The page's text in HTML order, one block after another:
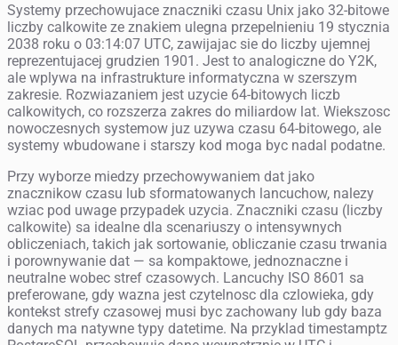
Systemy przechowujace znaczniki czasu Unix jako 32-bitowe
liczby calkowite ze znakiem ulegna przepelnieniu 19 stycznia
2038 roku o 03:14:07 UTC, zawijajac sie do liczby ujemnej
reprezentujacej grudzien 1901. Jest to analogiczne do Y2K,
ale wplywa na infrastrukture informatyczna w szerszym
zakresie. Rozwiazaniem jest uzycie 64-bitowych liczb
calkowitych, co rozszerza zakres do miliardow lat. Wiekszosc
nowoczesnych systemow juz uzywa czasu 64-bitowego, ale
systemy wbudowane i starszy kod moga byc nadal podatne.
Przy wyborze miedzy przechowywaniem dat jako
znacznikow czasu lub sformatowanych lancuchow, nalezy
wziac pod uwage przypadek uzycia. Znaczniki czasu (liczby
calkowite) sa idealne dla scenariuszy o intensywnych
obliczeniach, takich jak sortowanie, obliczanie czasu trwania
i porownywanie dat — sa kompaktowe, jednoznaczne i
neutralne wobec stref czasowych. Lancuchy ISO 8601 sa
preferowane, gdy wazna jest czytelnosc dla czlowieka, gdy
kontekst strefy czasowej musi byc zachowany lub gdy baza
danych ma natywne typy datetime. Na przyklad timestamptz